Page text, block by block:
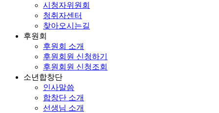
시청자위원회
청취자센터
찾아오시는길
후원회
후원회 소개
후원회원 신청하기
후원회원 신청조회
소년합창단
인사말씀
합창단 소개
선생님 소개